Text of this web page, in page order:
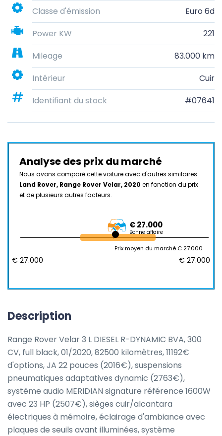
Classe d'émission
Euro 6d
Power KW
221
Mileage
83.000 km
Intérieur
Cuir
Identifiant du stock
#07641
Analyse des prix du marché
Nous avons comparé cette voiture avec d'autres similaires
Land Rover, Range Rover Velar, 2020 en fonction du prix
et de plusieurs autres facteurs.
€ 27.000
Bonne affaire
Prix moyen du marché € 27.000
€ 27.000 € 27.000
Description
Range Rover Velar 3 L DIESEL R-DYNAMIC BVA, 300
CV, full black, 01/2020, 82500 kilomètres, 11192€
d'options, JA 22 pouces (2016€), suspensions
pneumatiques adaptatives dynamic (2763€),
système audio MERIDIAN signature référence 1600W
avec 23 HP (2507€), sièges cuir/alcantara
électriques à mémoire, éclairage d'ambiance avec
plaques de seuils avant illuminées, système